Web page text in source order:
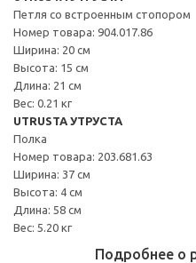
Петля со встроенным стопором
Номер товара: 904.017.86
Ширина: 20 см
Высота: 15 см
Длина: 21 см
Вес: 0.21 кг
UTRUSTA УТРУСТА
Полка
Номер товара: 203.681.63
Ширина: 37 см
Высота: 4 см
Длина: 58 см
Вес: 5.20 кг
Подробнее о